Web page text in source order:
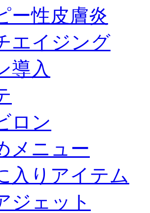
ー性皮膚炎
エイジング
導入
ロン
メニュー
入りアイテム
ジェット